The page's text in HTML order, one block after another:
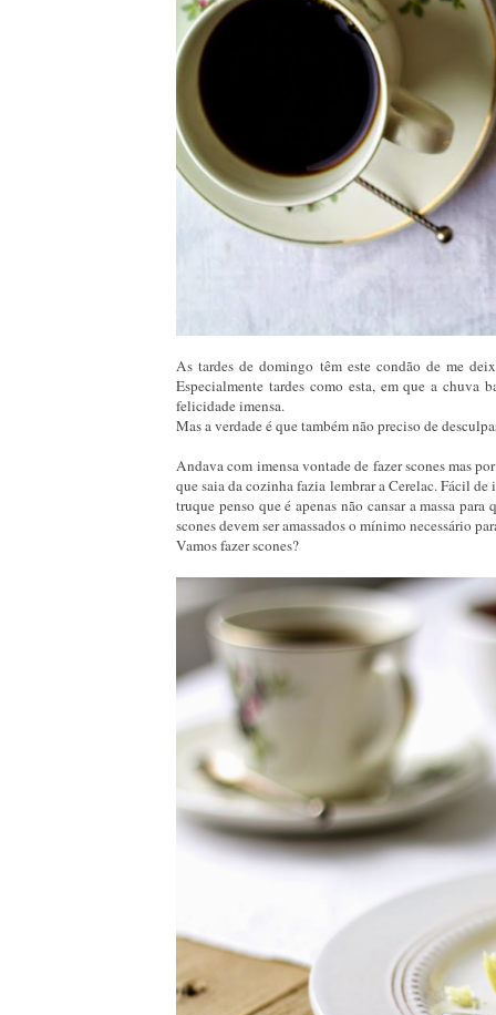
As tardes de domingo têm este condão de me
Especialmente tardes como esta, em que a
felicidade imensa.
Mas a verdade é que também não preciso de
Andava com imensa vontade de fazer scones mas
que saia da cozinha fazia lembrar a Cerelac. Fácil
truque penso que é apenas não cansar a massa
scones devem ser amassados o mínimo necessário
Vamos fazer scones?